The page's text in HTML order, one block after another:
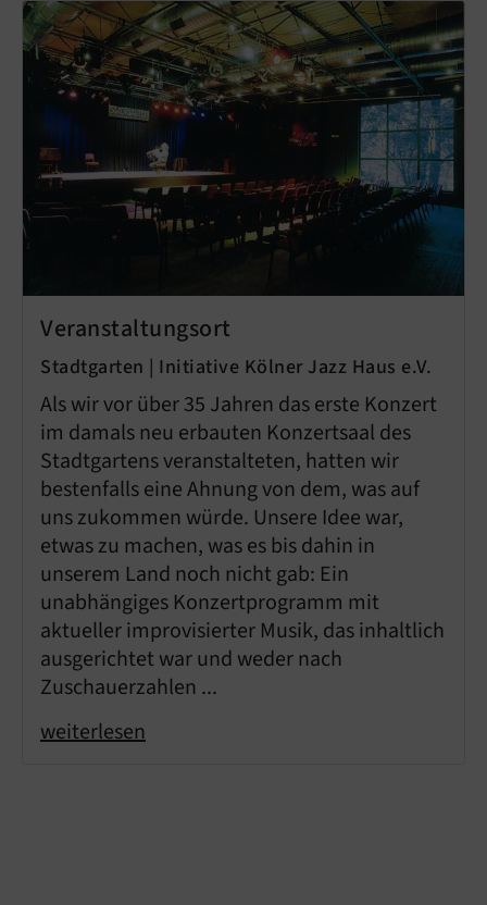
Veranstaltungsort
Stadtgarten | Initiative Kölner Jazz Haus e.V.
Als wir vor über 35 Jahren das erste Konzert
im damals neu erbauten Konzertsaal des
Stadtgartens veranstalteten, hatten wir
bestenfalls eine Ahnung von dem, was auf
uns zukommen würde. Unsere Idee war,
etwas zu machen, was es bis dahin in
unserem Land noch nicht gab: Ein
unabhängiges Konzertprogramm mit
aktueller improvisierter Musik, das inhaltlich
ausgerichtet war und weder nach
Zuschauerzahlen ...
weiterlesen